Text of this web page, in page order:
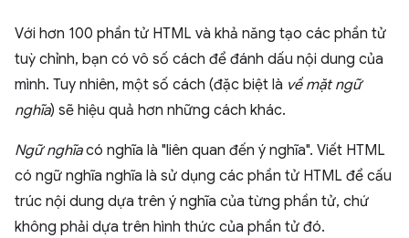
Với hơn 100 phần tử HTML và khả năng tạo các phần tử
tuỳ chỉnh, bạn có vô số cách để đánh dấu nội dung của
mình. Tuy nhiên, một số cách (đặc biệt là về mặt ngữ
nghĩa) sẽ hiệu quả hơn những cách khác.
Ngữ nghĩacó nghĩa là "liên quan đến ý nghĩa". Viết HTML
có ngữ nghĩa nghĩa là sử dụng các phần tử HTML để cấu
trúc nội dung dựa trên ý nghĩa của từng phần tử, chứ
không phải dựa trên hình thức của phần tử đó.